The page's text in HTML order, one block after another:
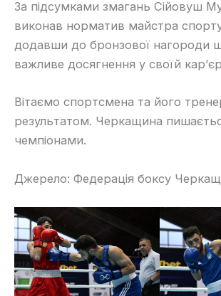
За підсумками змагань Сійовуш
виконав норматив майстра
додавши до бронзової нагороди
важливе досягнення у своїй
Вітаємо спортсмена та його
результатом. Черкащина
чемпіонами.
Джерело: Федерація боксу